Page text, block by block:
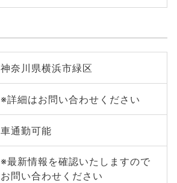
神奈川県横浜市緑区
※詳細はお問い合わせください
車通勤可能
※最新情報を確認いたしますので
お問い合わせください